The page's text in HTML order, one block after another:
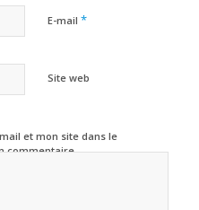
E-mail *
Site web
et mon site dans le
commentaire.